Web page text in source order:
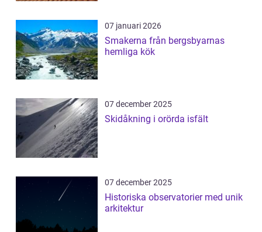
07 januari 2026
Smakerna från bergsbyarnas
hemliga kök
07 december 2025
Skidåkning i orörda isfält
07 december 2025
Historiska observatorier med unik
arkitektur